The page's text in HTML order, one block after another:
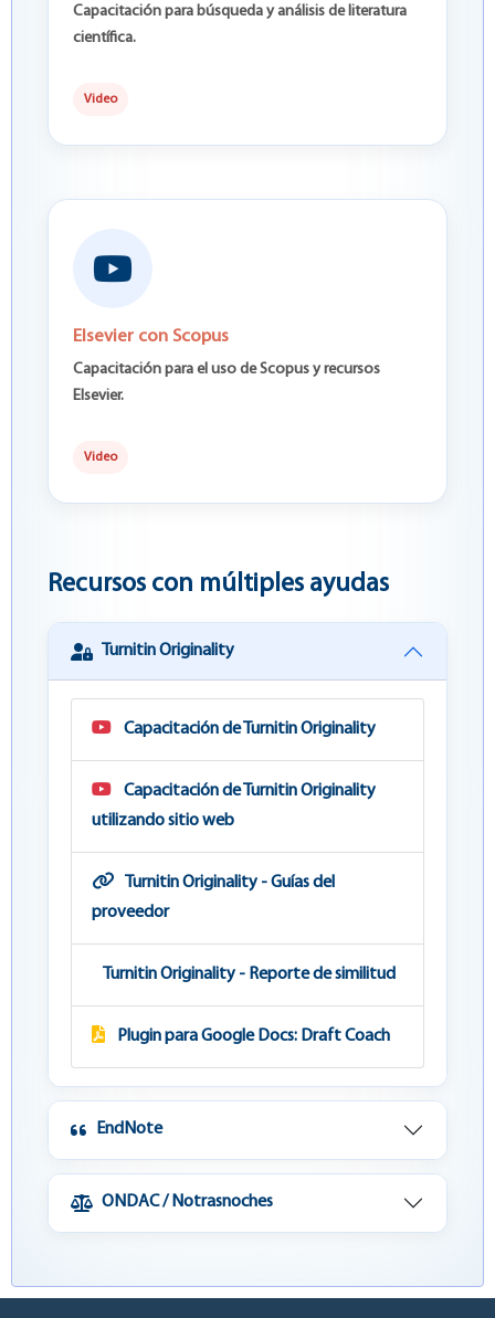
Capacitación para búsqueda y análisis de literatura
científica.
Video
Elsevier con Scopus
Capacitación para el uso de Scopus y recursos
Elsevier.
Video
Recursos con múltiples ayudas
Turnitin Originality
Capacitación de Turnitin Originality
Capacitación de Turnitin Originality
utilizando sitio web
Turnitin Originality - Guías del
proveedor
Turnitin Originality - Reporte de similitud
Plugin para Google Docs: Draft Coach
EndNote
ONDAC / Notrasnoches